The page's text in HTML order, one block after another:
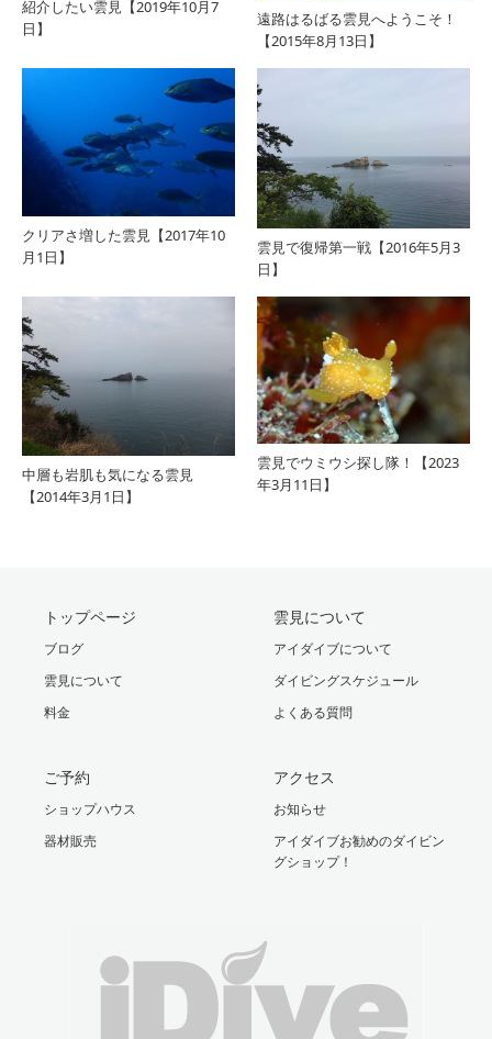
紹介したい雲見【2019年10月7
日】
遠路はるばる雲見へようこそ！
【2015年8月13日】
クリアさ増した雲見【2017年10
月1日】
雲見で復帰第一戦【2016年5月3
日】
中層も岩肌も気になる雲見
【2014年3月1日】
雲見でウミウシ探し隊！【2023
年3月11日】
トップページ
ブログ
雲見について
料金
雲見について
アイダイブについて
ダイビングスケジュール
よくある質問
ご予約
ショップハウス
器材販売
アクセス
お知らせ
アイダイブお勧めのダイビン
グショップ！